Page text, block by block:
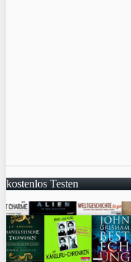
kostenlos Testen